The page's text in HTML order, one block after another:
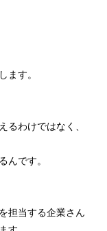
ます。
るわけではなく、
んです。
担当する企業さん